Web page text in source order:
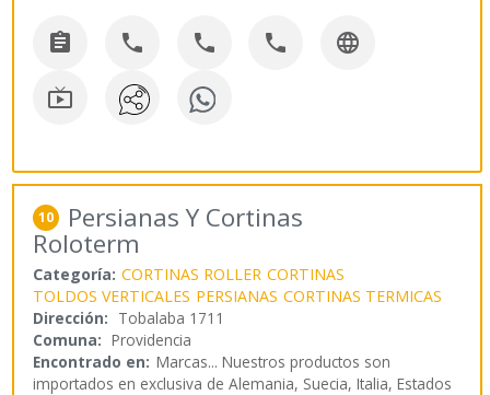
    

10 Persianas Y Cortinas
Roloterm
Categoría: CORTINAS ROLLER CORTINAS
TOLDOS VERTICALES PERSIANAS CORTINAS TERMICAS
Dirección: Tobalaba 1711
Comuna: Providencia
Encontrado en: Marcas...Nuestros productos son
importados en exclusiva de Alemania, Suecia, Italia, Estados